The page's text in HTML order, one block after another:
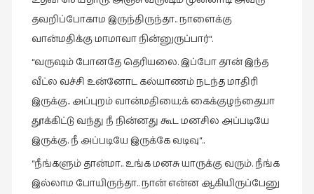
காந்தியின்
நிழலில்
காமிக்ஸ்
காலைக்
குறிப்புகள்
குறுங்கதை
தவறிப்போகாம இருந்திருந்தா.. நாளைக்கு
வான்மதிக்கு மாமாவா நின்னுருப்பார்“.
“வருஷம் போனதே தெரியலை. இப்போ தான் இந்த
வீட்ல வச்சி உன்னோட கல்யாணம் நடந்த மாதிரி
இருக்கு.. அப்புறம் வான்மதியை;க் கைக்குழந்தையா
தூக்கிட்டு வந்து நீ நின்னது கூட மனசில அப்படியே
இருக்கு. நீ அப்படியே இருக்கே வடிவு“..
“நீங்களும் தான்மா.. உங்க மனசு யாருக்கு வரும். நீங்க
இல்லாம போயிருந்தா.. நான் என்ன ஆகியிருப்பேனு